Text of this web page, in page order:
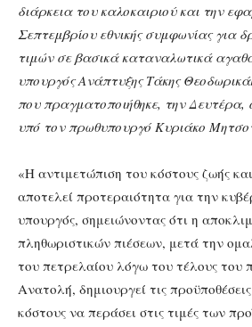
διάρκεια του καλοκαιριού και την
Σεπτεμβρίου εθνικής συμφωνίας για
τιμών σε βασικά καταναλωτικά
υπουργός Ανάπτυξης Τάκης
που πραγματοποιήθηκε, την
υπό τον πρωθυπουργό Κυριάκο
«Η αντιμετώπιση του κόστους ζωής
αποτελεί προτεραιότητα για την
υπουργός, σημειώνοντας ότι η
πληθωριστικών πιέσεων, μετά την
του πετρελαίου λόγω του τέλους του
Ανατολή, δημιουργεί τις
κόστους να περάσει στις τιμές των